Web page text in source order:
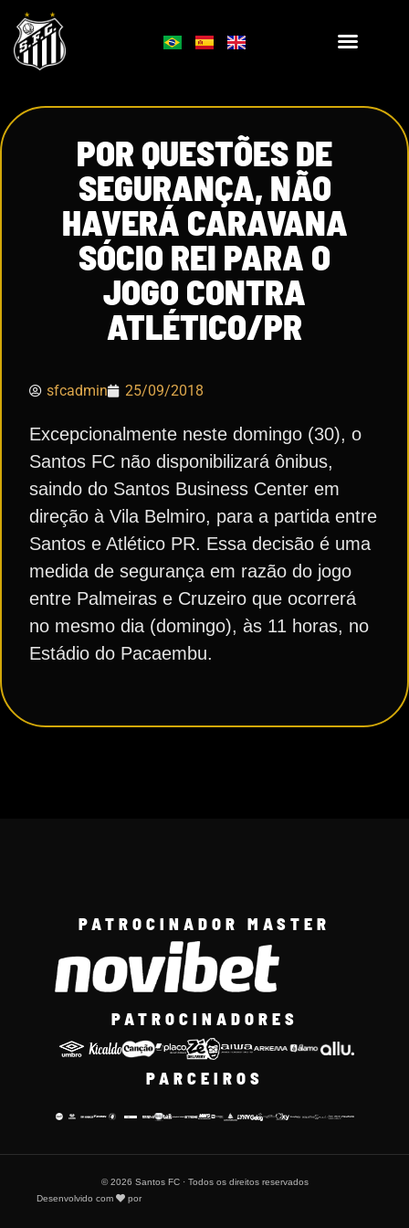
POR QUESTÕES DE
SEGURANÇA, NÃO
HAVERÁ CARAVANA
SÓCIO REI PARA O
JOGO CONTRA
ATLÉTICO/PR
sfcadmin 25/09/2018
Excepcionalmente neste domingo (30), o
Santos FC não disponibilizará ônibus,
saindo do Santos Business Center em
direção à Vila Belmiro, para a partida entre
Santos e Atlético PR. Essa decisão é uma
medida de segurança em razão do jogo
entre Palmeiras e Cruzeiro que ocorrerá
no mesmo dia (domingo), às 11 horas, no
Estádio do Pacaembu.
PATROCINADOR MASTER
PATROCINADORES
PARCEIROS
© 2026 Santos FC · Todos os direitos reservados
Desenvolvido com
por